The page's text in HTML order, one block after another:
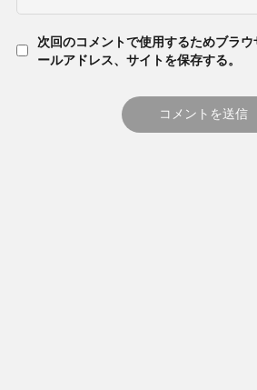
次回のコメントで使用するためブラ
ールアドレス、サイトを保存する。